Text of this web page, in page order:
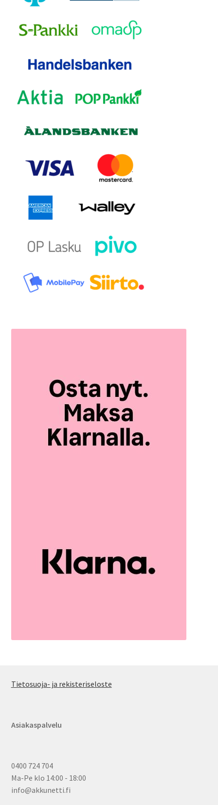
Tietosuoja- ja rekisteriseloste
Asiakaspalvelu
0400 724 704
Ma-Pe klo 14:00 - 18:00
info@akkunetti.fi